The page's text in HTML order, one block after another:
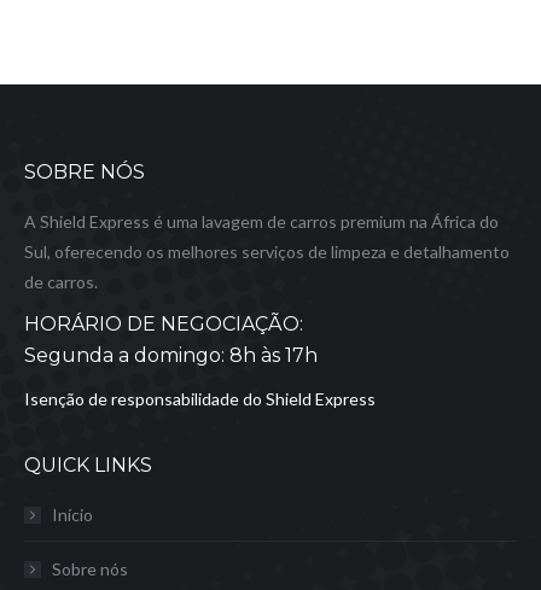
SOBRE NÓS
A Shield Express é uma lavagem de carros premium na África do
Sul, oferecendo os melhores serviços de limpeza e detalhamento
de carros.
HORÁRIO DE NEGOCIAÇÃO:
Segunda a domingo: 8h às 17h
Isenção de responsabilidade do Shield Express
QUICK LINKS
Início
Sobre nós